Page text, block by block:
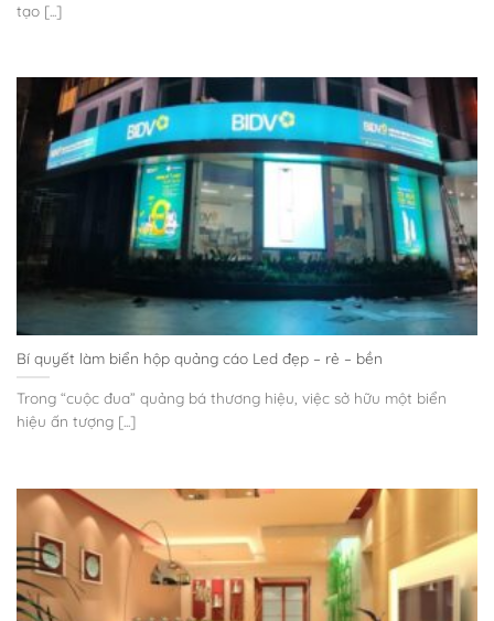
tạo [...]
Bí quyết làm biển hộp quảng cáo Led đẹp – rẻ – bền
Trong “cuộc đua” quảng bá thương hiệu, việc sở hữu một biển
hiệu ấn tượng [...]